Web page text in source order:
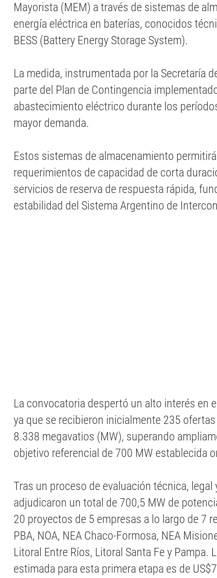
Mayorista (MEM) a través de sistemas de
energía eléctrica en baterías, conocidos
BESS (Battery Energy Storage System).
La medida, instrumentada por la Secretaría
parte del Plan de Contingencia
abastecimiento eléctrico durante los
mayor demanda.
Estos sistemas de almacenamiento
requerimientos de capacidad de corta
servicios de reserva de respuesta rápida,
estabilidad del Sistema Argentino de
La convocatoria despertó un alto interés en
ya que se recibieron inicialmente 235
8.338 megavatios (MW), superando
objetivo referencial de 700 MW establecida
Tras un proceso de evaluación técnica, legal
adjudicaron un total de 700,5 MW de
20 proyectos de 5 empresas a lo largo de 7
PBA, NOA, NEA Chaco-Formosa, NEA
Litoral Entre Ríos, Litoral Santa Fe y Pampa.
estimada para esta primera etapa es de